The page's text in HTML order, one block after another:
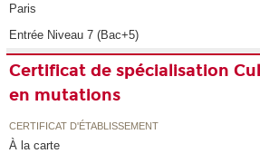
Paris
Entrée Niveau 7 (Bac+5)
Certificat de spécialisation
en mutations
CERTIFICAT D'ÉTABLISSEMENT
À la carte